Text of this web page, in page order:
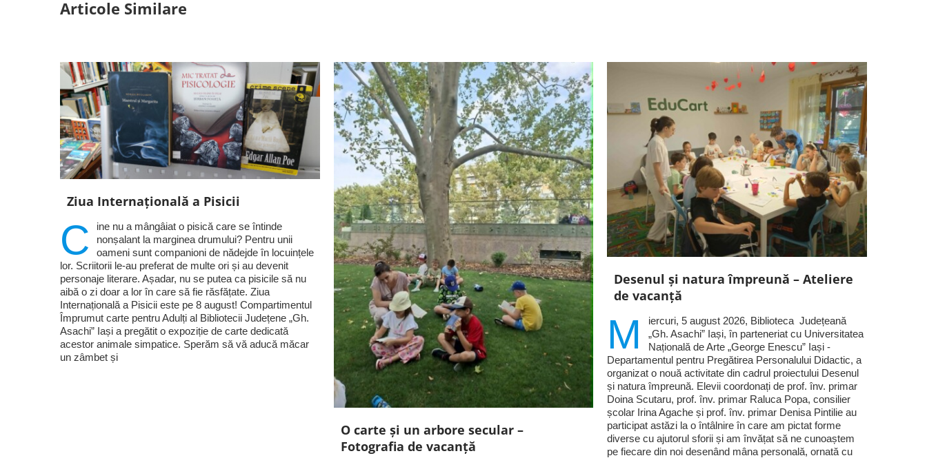
Articole Similare
Ziua Internațională a Pisicii
C
ine nu a mângâiat o pisică care se întinde
nonșalant la marginea drumului? Pentru unii
oameni sunt companioni de nădejde în locuințele
lor. Scriitorii le-au preferat de multe ori și au devenit
personaje literare. Așadar, nu se putea ca pisicile să nu
aibă o zi doar a lor în care să fie răsfățate. Ziua
Internațională a Pisicii este pe 8 august! Compartimentul
Împrumut carte pentru Adulți al Bibliotecii Județene „Gh.
Asachi” Iași a pregătit o expoziție de carte dedicată
acestor animale simpatice. Sperăm să vă aducă măcar
un zâmbet și
O carte și un arbore secular –
Fotografia de vacanță
Desenul și natura împreună – Ateliere
de vacanță
M
iercuri, 5 august 2026, Biblioteca Județeană
„Gh. Asachi” Iași, în parteneriat cu Universitatea
Națională de Arte „George Enescu” Iași -
Departamentul pentru Pregătirea Personalului Didactic, a
organizat o nouă activitate din cadrul proiectului Desenul
și natura împreună. Elevii coordonați de prof. înv. primar
Doina Scutaru, prof. înv. primar Raluca Popa, consilier
școlar Irina Agache și prof. înv. primar Denisa Pintilie au
participat astăzi la o întâlnire în care am pictat forme
diverse cu ajutorul sforii și am învățat să ne cunoaștem
pe fiecare din noi desenând mâna personală, ornată cu